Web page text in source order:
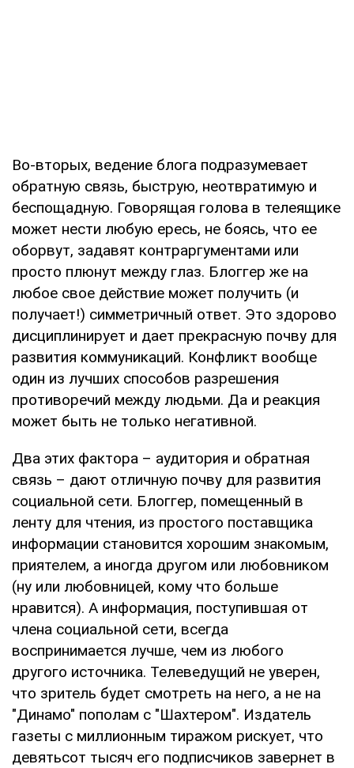
Во-вторых, ведение блога подразумевает
обратную связь, быструю, неотвратимую и
беспощадную. Говорящая голова в телеящике
может нести любую ересь, не боясь, что ее
оборвут, задавят контраргументами или
просто плюнут между глаз. Блоггер же на
любое свое действие может получить (и
получает!) симметричный ответ. Это здорово
дисциплинирует и дает прекрасную почву для
развития коммуникаций. Конфликт вообще
один из лучших способов разрешения
противоречий между людьми. Да и реакция
может быть не только негативной.
Два этих фактора – аудитория и обратная
связь – дают отличную почву для развития
социальной сети. Блоггер, помещенный в
ленту для чтения, из простого поставщика
информации становится хорошим знакомым,
приятелем, а иногда другом или любовником
(ну или любовницей, кому что больше
нравится). А информация, поступившая от
члена социальной сети, всегда
воспринимается лучше, чем из любого
другого источника. Телеведущий не уверен,
что зритель будет смотреть на него, а не на
"Динамо" пополам с "Шахтером". Издатель
газеты с миллионным тиражом рискует, что
девятьсот тысяч его подписчиков завернет в